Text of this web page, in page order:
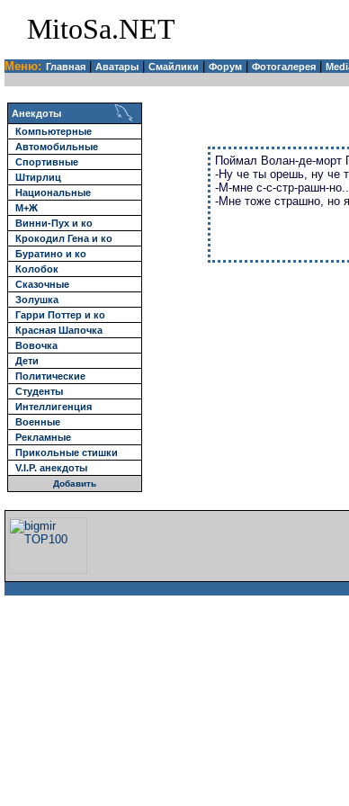
MitoSa.NET
Меню: Главная Аватары Смайлики Форум Фотогалерея
Анекдоты
Компьютерные
Автомобильные
Спортивные
Штирлиц
Национальные
М+Ж
Винни-Пух и ко
Крокодил Гена и ко
Буратино и ко
Колобок
Сказочные
Золушка
Гарри Поттер и ко
Красная Шапочка
Вовочка
Дети
Политические
Студенты
Интеллигенция
Военные
Рекламные
Прикольные стишки
V.I.P. анекдоты
Добавить
Поймал Волан-де-морт
-Ну че ты орешь, ну че
-М-мне с-с-стр-рашн-
-Мне тоже страшно, но